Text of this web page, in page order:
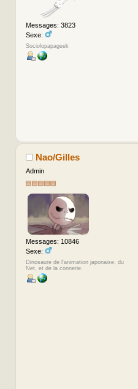
Messages: 3823
Sexe:
Sociolopapageek
Nao/Gilles
Admin
Messages: 10846
Sexe:
Dinosaure de l'animation japonaise, du
Net, et de la connerie.